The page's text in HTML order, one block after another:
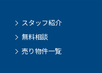
スタッフ紹介
無料相談
売り物件一覧